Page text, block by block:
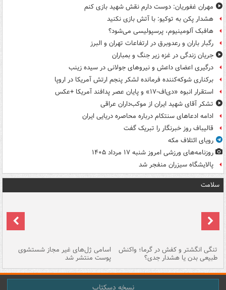
مهران غفوریان: دوست دارم نقش شهید بازی کنم
هشدار پکن به توکیو: با آتش بازی نکنید
هافبک آلومینیوم، پرسپولیسی می‌شود؟
رگبار باران و رعدوبرق در ارتفاعات تهران و البرز
جریان زندگی در غزه زیر جنگ و بمباران
درگیری اعضای داعش و نیروهای جولانی در سیده زینب
برکناری شوکه‌کننده فرمانده لشکر پنجم ارتش آمریکا در اروپا
استقرار انبوه «دی‌اف‑۱۷» و پایان عصر پدافند آمریکا +عکس
تشکر آقای شهید ایران از موکب‌داران عراقی
ادامه ادعاهای سنتکام درباره محاصره دریایی ایران
قالیباف روز خبرنگار را تبریک گفت
رویای ائتلاف مکه
روزنامه‌های ورزشی امروز ‌شنبه ۱۷ مرداد ۱۴۰۵
پالایشگاه سیزران منفجر شد
سلامت
تنگی انگشتر و کفش در گرما؛ واکنش
طبیعی بدن یا هشدار جدی؟
اسامی ژل‌های غیر مجاز شستشوی
پوست منتشر شد
نسخه دسکتاپ